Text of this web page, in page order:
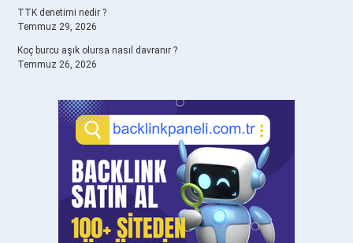
TTK denetimi nedir ?
Temmuz 29, 2026
Koç burcu aşık olursa nasıl davranır ?
Temmuz 26, 2026